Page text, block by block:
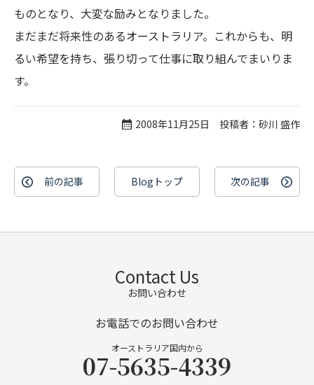
ものとなり、大変な励みとなりました。
まだまだ将来性のあるオーストラリア。これからも、明
るい希望を持ち、張り切って仕事に取り組んでまいりま
す。
2008年11月25日 投稿者：砂川 盛作
前の記事 Blogトップ 次の記事
Contact Us
お問い合わせ
お電話でのお問い合わせ
オーストラリア国内から
07-5635-4339